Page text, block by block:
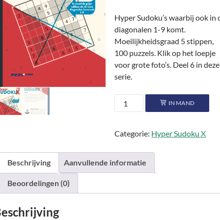
Hyper Sudoku’s waarbij ook in
diagonalen 1-9 komt.
Moeilijkheidsgraad 5 stippen,
100 puzzels. Klik op het loepje
voor grote foto’s. Deel 6 in deze
serie.
Hyper
Sudoku
●●●●●
aantal
IN MAND
Categorie: Hyper Sudoku X
Beschrijving Aanvullende informatie
Beoordelingen (0)